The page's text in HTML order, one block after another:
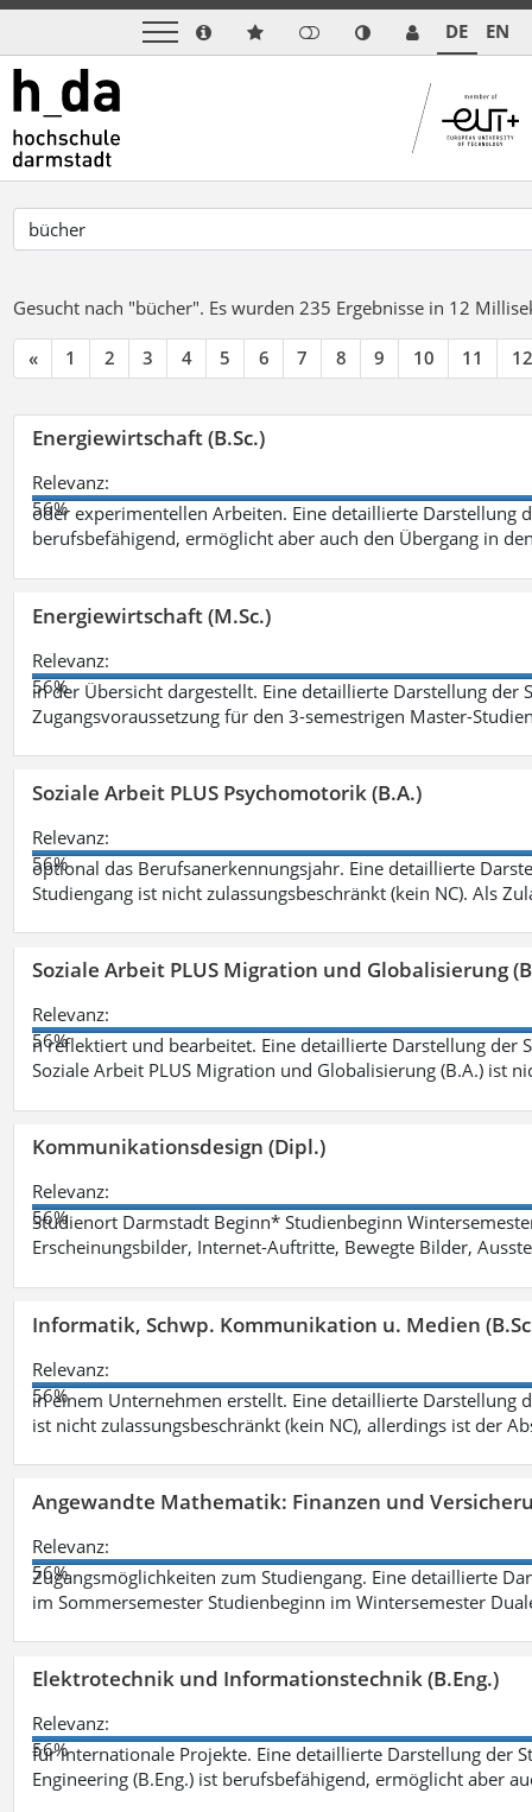
DE EN
Gesucht nach "bücher". Es wurden 235 Ergebnisse in 12
« 1 2 3 4 5 6 7 8 9 10 11 12
Energiewirtschaft (B.Sc.)
Relevanz:
56%
oder experimentellen Arbeiten. Eine detaillierte Darstellung
berufsbefähigend, ermöglicht aber auch den Übergang in
Energiewirtschaft (M.Sc.)
Relevanz:
56%
in der Übersicht dargestellt. Eine detaillierte Darstellung der
Zugangsvoraussetzung für den 3-semestrigen Master-
Soziale Arbeit PLUS Psychomotorik (B.A.)
Relevanz:
56%
optional das Berufsanerkennungsjahr. Eine detaillierte
Studiengang ist nicht zulassungsbeschränkt (kein NC). Als
Soziale Arbeit PLUS Migration und Globalisierung
Relevanz:
56%
n reflektiert und bearbeitet. Eine detaillierte Darstellung der
Soziale Arbeit PLUS Migration und Globalisierung (B.A.) ist
Kommunikationsdesign (Dipl.)
Relevanz:
56%
Studienort Darmstadt Beginn* Studienbeginn
Erscheinungsbilder, Internet-Auftritte, Bewegte Bilder,
Informatik, Schwp. Kommunikation u. Medien
Relevanz:
56%
in einem Unternehmen erstellt. Eine detaillierte Darstellung
ist nicht zulassungsbeschränkt (kein NC), allerdings ist der
Angewandte Mathematik: Finanzen und
Relevanz:
56%
Zugangsmöglichkeiten zum Studiengang. Eine detaillierte
im Sommersemester Studienbeginn im Wintersemester
Elektrotechnik und Informationstechnik (B.Eng.)
Relevanz:
56%
für internationale Projekte. Eine detaillierte Darstellung der
Engineering (B.Eng.) ist berufsbefähigend, ermöglicht aber